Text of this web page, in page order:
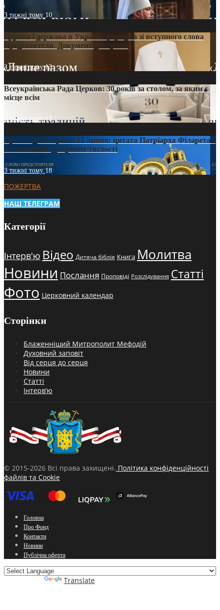
3 тижні тому 10
Церква і держава в Україні: формула зі вступного слова
Предстоятеля. Документ доктрини
3 тижні тому13
Всеукраїнська Рада Церков: 30 років за столом, за яким є
місце всім
3 тижні тому13
Проповідь Епіфанія 15 липня: цитата Патріарха Філарета з
його амвона. Документ тяглості
3 тижні тому18
ПОЖЕРТВА
НАШ ТЕЛЕГРАМ
Категорії
Інтерв'ю Відео Дитяча біблія Книга Молитва
Новини Послання Проповіді Розслідування Статті
Фото Церковний календар
Сторінки
Блаженніший Митрополит Мефодій
Духовний заповіт
Від серця до серця
Новини
Статті
Інтерв’ю
© 2015-2026 Всі права захищені. Політика конфіденційності
файлів та Cookie
Головна
Про Фонд
Контакти
Новини
Публічна оферта
Translate